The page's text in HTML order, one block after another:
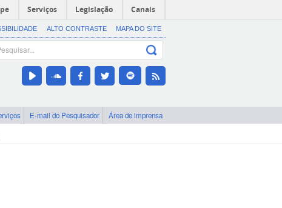
Serviços Legislação Canais
ALTO CONTRASTE MAPA DO SITE
E-mail do Pesquisador Área de imprensa